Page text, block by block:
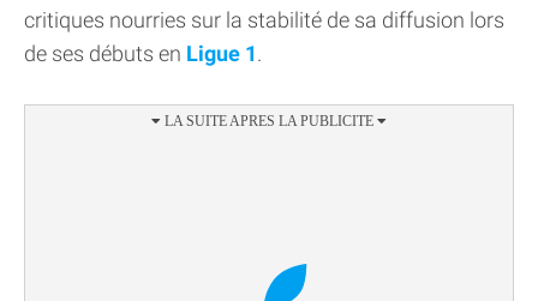
critiques nourries sur la stabilité de sa diffusion lors
de ses débuts en Ligue 1.